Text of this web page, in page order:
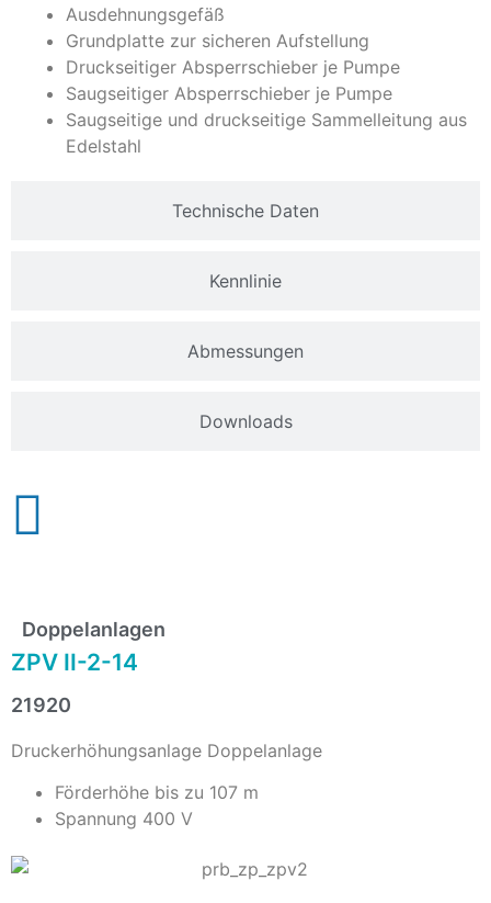
Technische Daten
Kennlinie
Abmessungen
Downloads
Ausdehnungsgefäß
Grundplatte zur sicheren Aufstellung
Druckseitiger Absperrschieber je Pumpe
Saugseitiger Absperrschieber je Pumpe
Saugseitige und druckseitige Sammelleitung aus
Edelstahl
Doppelanlagen
ZPV II-2-14
21920
Druckerhöhungsanlage Doppelanlage
Förderhöhe bis zu 107 m
Spannung 400 V